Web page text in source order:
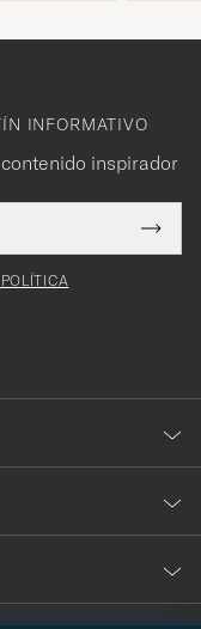
INFORMATIVO
inspirador